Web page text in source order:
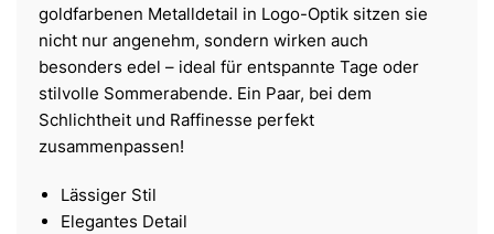
goldfarbenen Metalldetail in Logo-Optik sitzen sie
nicht nur angenehm, sondern wirken auch
besonders edel – ideal für entspannte Tage oder
stilvolle Sommerabende. Ein Paar, bei dem
Schlichtheit und Raffinesse perfekt
zusammenpassen!
Lässiger Stil
Elegantes Detail